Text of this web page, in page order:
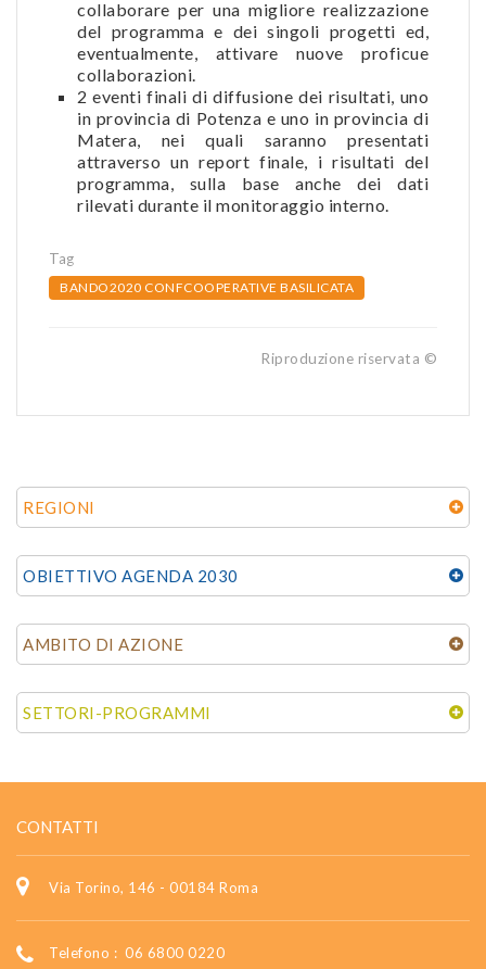
collaborare per una migliore realizzazione
del programma e dei singoli progetti ed,
eventualmente, attivare nuove proficue
collaborazioni.
2 eventi finali di diffusione dei risultati, uno
in provincia di Potenza e uno in provincia di
Matera, nei quali saranno presentati
attraverso un report finale, i risultati del
programma, sulla base anche dei dati
rilevati durante il monitoraggio interno.
Tag
BANDO2020 CONFCOOPERATIVE BASILICATA
Riproduzione riservata ©
REGIONI
OBIETTIVO AGENDA 2030
AMBITO DI AZIONE
SETTORI-PROGRAMMI
CONTATTI
Via Torino, 146 - 00184 Roma
Telefono : 06 6800 0220